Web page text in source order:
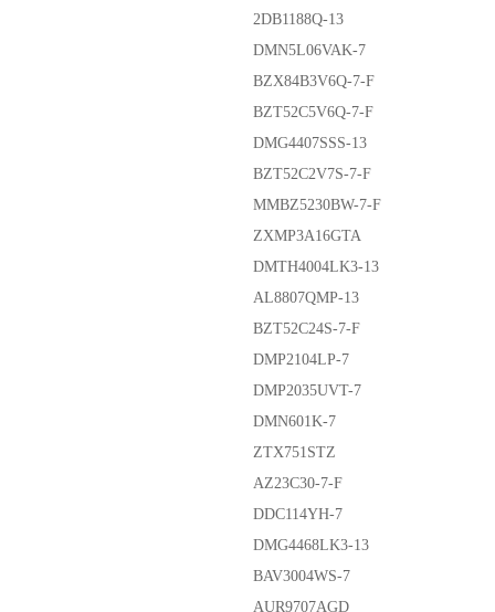
2DB1188Q-13
DMN5L06VAK-7
BZX84B3V6Q-7-F
BZT52C5V6Q-7-F
DMG4407SSS-13
BZT52C2V7S-7-F
MMBZ5230BW-7-F
ZXMP3A16GTA
DMTH4004LK3-13
AL8807QMP-13
BZT52C24S-7-F
DMP2104LP-7
DMP2035UVT-7
DMN601K-7
ZTX751STZ
AZ23C30-7-F
DDC114YH-7
DMG4468LK3-13
BAV3004WS-7
AUR9707AGD